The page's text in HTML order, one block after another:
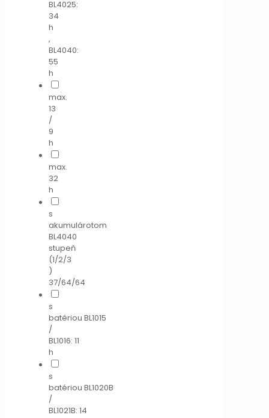
BL4025:
34
h
,
BL4040:
55
h
max.
13
/
9
h
max.
32
h
s
akumulárotom
BL4040
stupeň
(1/2/3
)
37/64/64
s
batériou BL1015
/
BL1016: 11
h
s
batériou BL1020B
/
BL1021B: 14